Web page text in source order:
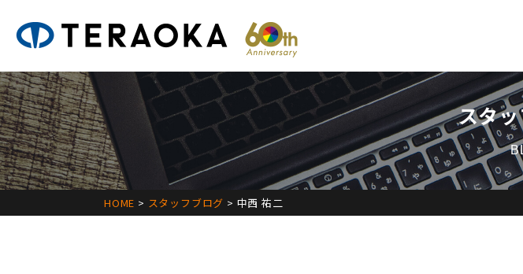
スタ
HOME > スタッフブログ > 中西 祐二